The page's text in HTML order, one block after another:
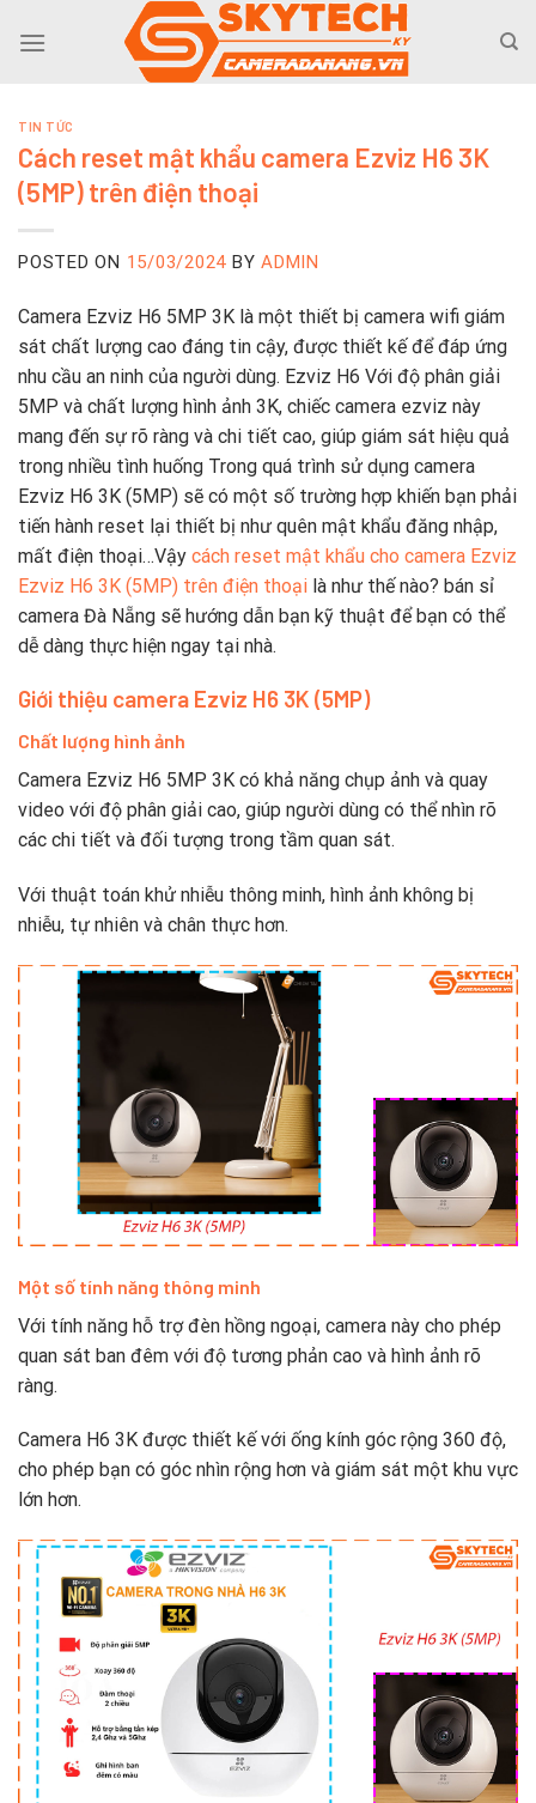
TIN TỨC
Cách reset mật khẩu camera Ezviz H6 3K
(5MP) trên điện thoại
POSTED ON 15/03/2024 BY ADMIN
Camera Ezviz H6 5MP 3K là một thiết bị camera wifi giám
sát chất lượng cao đáng tin cậy, được thiết kế để đáp ứng
nhu cầu an ninh của người dùng. Ezviz H6 Với độ phân giải
5MP và chất lượng hình ảnh 3K, chiếc camera ezviz này
mang đến sự rõ ràng và chi tiết cao, giúp giám sát hiệu quả
trong nhiều tình huống Trong quá trình sử dụng camera
Ezviz H6 3K (5MP) sẽ có một số trường hợp khiến bạn phải
tiến hành reset lại thiết bị như quên mật khẩu đăng nhập,
mất điện thoại…Vậy cách reset mật khẩu cho camera Ezviz
Ezviz H6 3K (5MP) trên điện thoại là như thế nào? bán sỉ
camera Đà Nẵng sẽ hướng dẫn bạn kỹ thuật để bạn có thể
dễ dàng thực hiện ngay tại nhà.
Giới thiệu camera Ezviz H6 3K (5MP)
Chất lượng hình ảnh
Camera Ezviz H6 5MP 3K có khả năng chụp ảnh và quay
video với độ phân giải cao, giúp người dùng có thể nhìn rõ
các chi tiết và đối tượng trong tầm quan sát.
Với thuật toán khử nhiễu thông minh, hình ảnh không bị
nhiễu, tự nhiên và chân thực hơn.
Một số tính năng thông minh
Với tính năng hỗ trợ đèn hồng ngoại, camera này cho phép
quan sát ban đêm với độ tương phản cao và hình ảnh rõ
ràng.
Camera H6 3K được thiết kế với ống kính góc rộng 360 độ,
cho phép bạn có góc nhìn rộng hơn và giám sát một khu vực
lớn hơn.